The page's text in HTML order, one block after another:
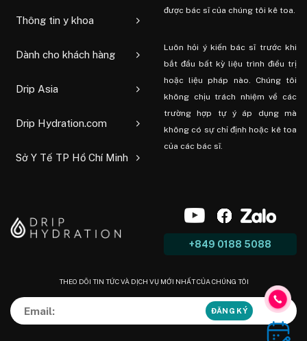
Thông tin y khoa
Dành cho khách hàng
Drip Asia
Drip Hydration.com
Sở Y Tế TP Hồ Chí Minh
được bác sĩ của chúng tôi kê toa.
Luôn hỏi ý kiến ​​bác sĩ trước khi
bắt đầu bất kỳ liệu trình điều trị
hoặc liệu pháp nào. Chúng tôi
không chịu trách nhiệm về các
trường hợp tự ý áp dụng mà
không có sự chỉ định hoặc kê toa
của các bác sĩ.
+849 0188 5088
THEO DÕI TIN TỨC VÀ DỊCH VỤ MỚI NHẤT CỦA CHÚNG TÔI